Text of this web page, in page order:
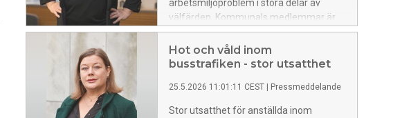
arbetsmiljöproblem i stora delar av
välfärden. Kommunals medlemmar är
också överrepresenterade bland de
yrkesgrupper som skadas allvarligt i
arbetet till följd av hot och våld.
Hot och våld inom
busstrafiken - stor utsatthet
25.5.2026 11:01:11 CEST Pressmeddelande
Stor utsatthet för anställda inom